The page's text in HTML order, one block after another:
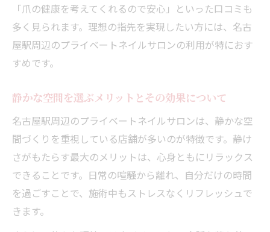
「爪の健康を考えてくれるので安心」といった口コミも
多く見られます。理想の指先を実現したい方には、名古
屋駅周辺のプライベートネイルサロンの利用が特におす
すめです。
静かな空間を選ぶメリットとその効果について
名古屋駅周辺のプライベートネイルサロンは、静かな空
間づくりを重視している店舗が多いのが特徴です。静け
さがもたらす最大のメリットは、心身ともにリラックス
できることです。日常の喧騒から離れ、自分だけの時間
を過ごすことで、施術中もストレスなくリフレッシュで
きます。